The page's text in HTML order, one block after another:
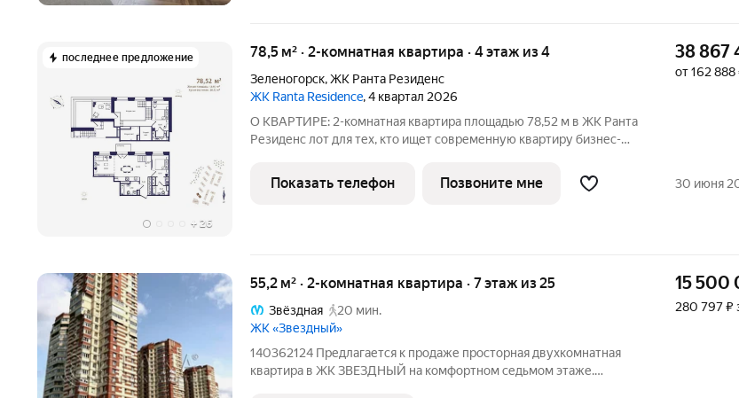
последнее предложение
+ 26
78,5 м² · 2-комнатная квартира · 4 этаж из 4
Зеленогорск,ЖК Ранта Резиденс
ЖК Ranta Residence, 4 квартал 2026
О КВАРТИРЕ: 2-комнатная квартира площадью 78,52 м в ЖК Ранта
Резиденс лот для тех, кто ищет современную квартиру бизнес-
двухуровневый формат, терраса 8,24 м, панорамные окна,
гардеробная,
38 867
от 162
Показать телефон Позвоните мне 30 июня
55,2 м² · 2-комнатная квартира · 7 этаж из 25
Звёздная
20 мин.
ЖК «Звездный»
140362124 Предлагается к продаже просторная двухкомнатная
квартира в ЖК ЗВЕЗДНЫЙ на комфортном седьмом этаже.
15 500
280 797 ₽